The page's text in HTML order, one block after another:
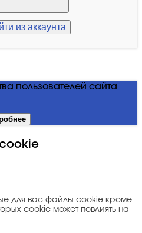
из аккаунта
пользователей сайта
для вас файлы cookie кроме
cookie может повлиять на